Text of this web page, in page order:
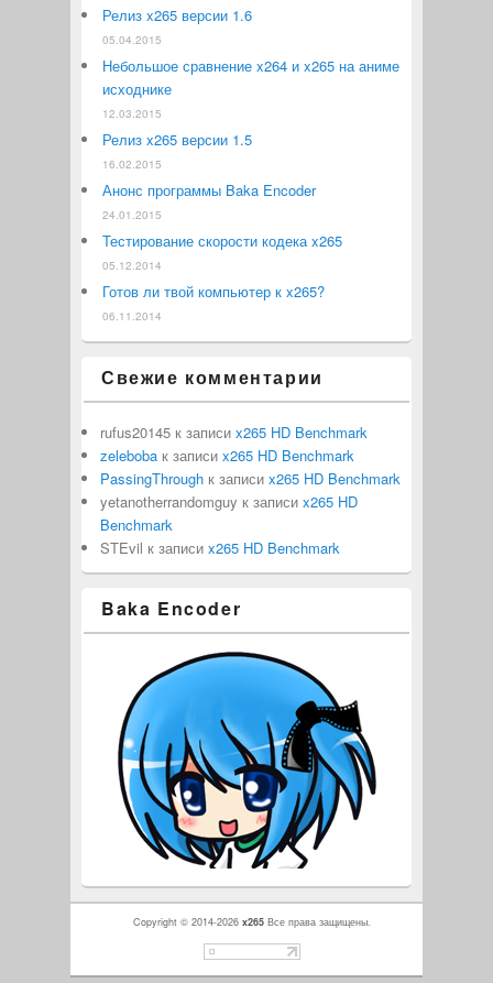
Релиз x265 версии 1.6
05.04.2015
Небольшое сравнение x264 и x265 на аниме
исходнике
12.03.2015
Релиз x265 версии 1.5
16.02.2015
Анонс программы Baka Encoder
24.01.2015
Тестирование скорости кодека x265
05.12.2014
Готов ли твой компьютер к x265?
06.11.2014
Свежие комментарии
rufus20145к записи x265 HD Benchmark
zelebobaк записи x265 HD Benchmark
PassingThroughк записи x265 HD Benchmark
yetanotherrandomguy к записи x265 HD
Benchmark
STEvil к записи x265 HD Benchmark
Baka Encoder
Copyright © 2014-2026 x265 Все права защищены.